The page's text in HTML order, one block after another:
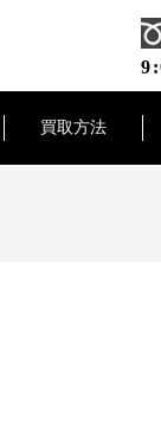
買取方法